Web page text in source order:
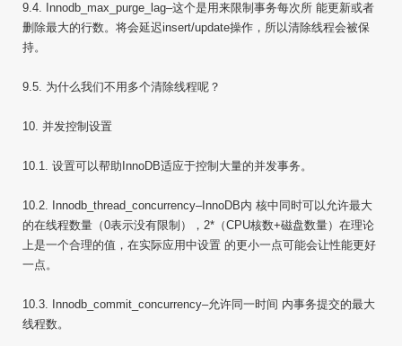
9.4. Innodb_max_purge_lag–这个是用来限制事务每次所 能更新或者
删除最大的行数。将会延迟insert/update操作，所以清除线程会被保
持。
9.5. 为什么我们不用多个清除线程呢？
10. 并发控制设置
10.1. 设置可以帮助InnoDB适应于控制大量的并发事务。
10.2. Innodb_thread_concurrency–InnoDB内 核中同时可以允许最大
的在线程数量（0表示没有限制），2*（CPU核数+磁盘数量）在理论
上是一个合理的值，在实际应用中设置 的更小一点可能会让性能更好
一点。
10.3. Innodb_commit_concurrency–允许同一时间 内事务提交的最大
线程数。